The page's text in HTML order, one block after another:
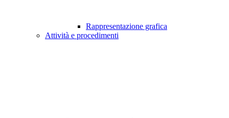
Rappresentazione grafica
Attività e procedimenti